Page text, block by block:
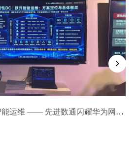
构建韧性DC，跃升智能运维 —— 先进数通闪耀华为网络金融创新峰会2026